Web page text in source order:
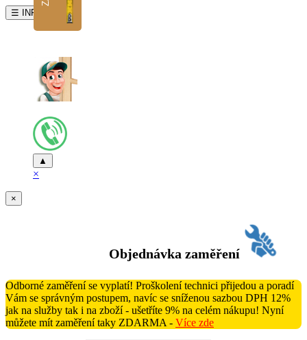
☰ INFO
▲
×
×
Objednávka zaměření
Odborné zaměření se vyplatí! Proškolení technici přijedou a poradí
Vám se správným postupem, navíc se sníženou sazbou DPH 12%
jak na služby tak i na zboží - ušetříte 9% na celém nákupu! Nyní
můžete mít zaměření taky ZDARMA - Více zde